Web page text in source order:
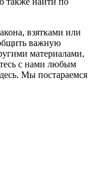
взятками или
важную
материалами,
с нами любым
Мы постараемся